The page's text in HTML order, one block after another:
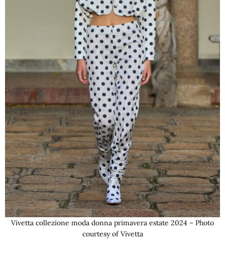
Vivetta collezione moda donna primavera estate 2024 – Photo
courtesy of Vivetta